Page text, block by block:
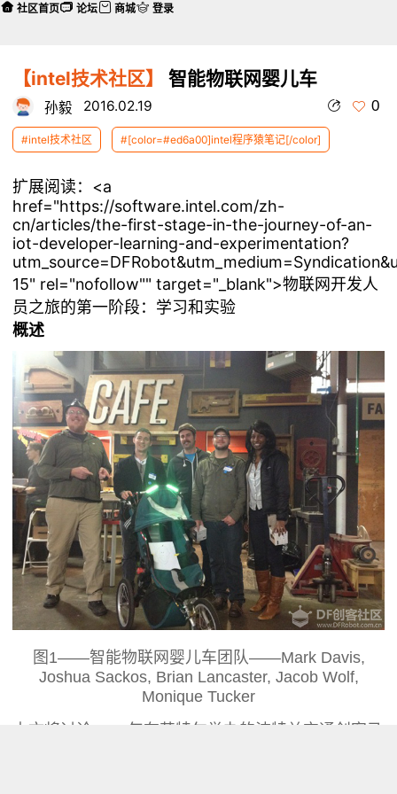
【intel技术社区】 智能物联网婴儿车
孙毅 2016.02.19 0
#intel技术社区 #[color=#ed6a00]intel程序猿笔记[/color]
扩展阅读： <a
href="https://software.intel.com/zh-
cn/articles/the-first-stage-in-the-journey-of-an-
iot-developer-learning-and-experimentation?
15" rel="nofollow"" target="_blank">物联网开发人
员之旅的第一阶段：学习和实验
概述
图1——智能物联网婴儿车团队——Mark Davis,
Joshua Sackos, Brian Lancaster, Jacob Wolf,
Monique Tucker
本文将讨论2014年在英特尔举办的波特兰交通创客马
社区首页 论坛 商城 登录